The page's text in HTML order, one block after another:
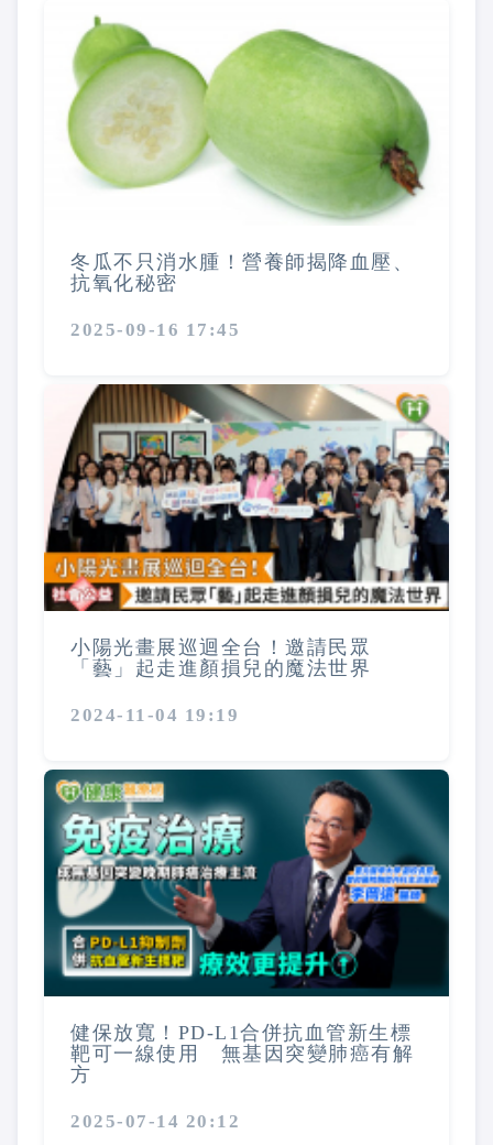
冬瓜不只消水腫！營養師揭降血壓、
抗氧化秘密
2025-09-16 17:45
小陽光畫展巡迴全台！邀請民眾
「藝」起走進顏損兒的魔法世界
2024-11-04 19:19
健保放寬！PD-L1合併抗血管新生標
靶可一線使用 無基因突變肺癌有解
方
2025-07-14 20:12